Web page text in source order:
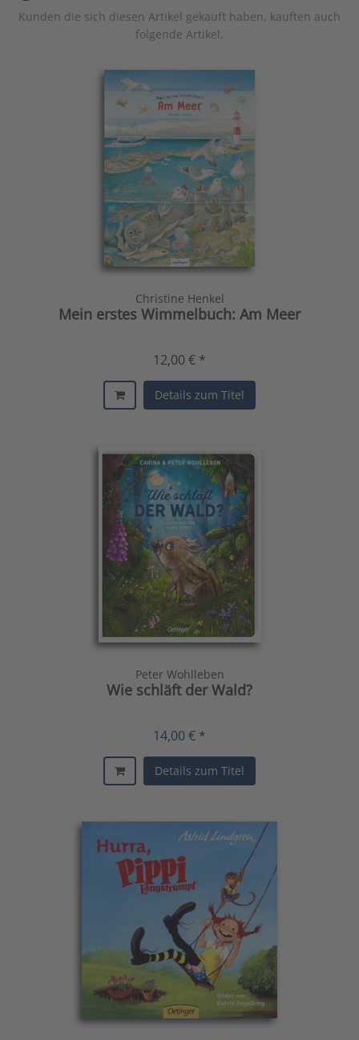
Kunden die sich diesen Artikel gekauft haben, kauften auch
folgende Artikel.
Christine Henkel
Mein erstes Wimmelbuch: Am Meer
12,00 € *
Details zum Titel
Peter Wohlleben
Wie schläft der Wald?
14,00 € *
Details zum Titel